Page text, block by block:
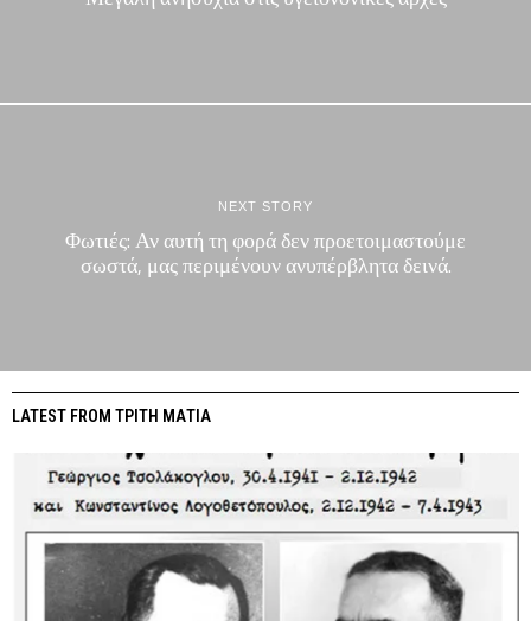
NEXT STORY
Φωτιές: Αν αυτή τη φορά δεν προετοιμαστούμε
σωστά, μας περιμένουν ανυπέρβλητα δεινά.
LATEST FROM ΤΡΙΤΗ ΜΑΤΙΑ